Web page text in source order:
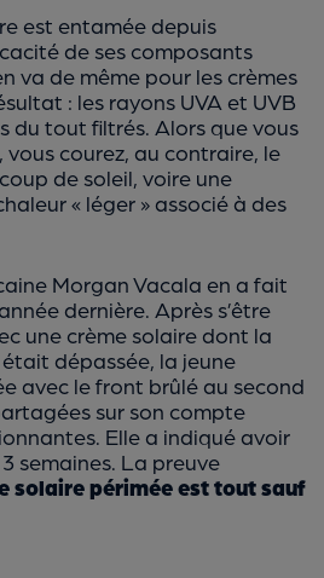
est entamée depuis
de ses composants
va de même pour les crèmes
: les rayons UVA et UVB
du tout filtrés. Alors que vous
courez, au contraire, le
de soleil, voire une
« léger » associé à des
Morgan Vacala en a fait
dernière. Après s’être
une crème solaire dont la
dépassée, la jeune
avec le front brûlé au second
sur son compte
Elle a indiqué avoir
semaines. La preuve
solaire périmée est tout sauf